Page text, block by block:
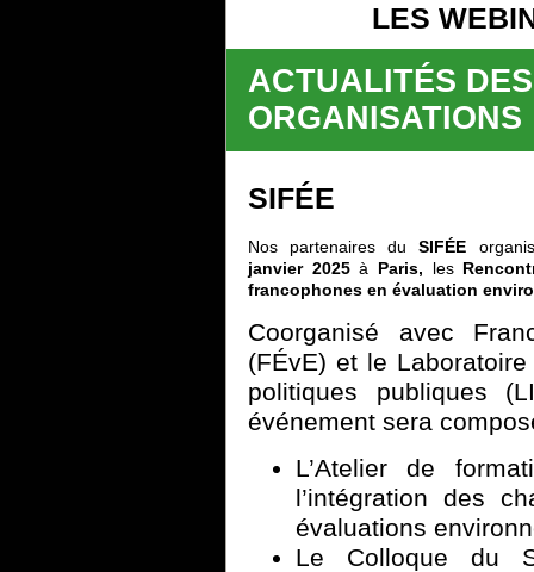
LES
ACTUALITÉS
ORGANISATIONS
SIFÉE
Nos partenaires duSIFÉE
janvier 2025à Paris, les
francophones en évaluation
Coorganisé avec
(FÉvE) et le
politiques publiques
événement sera
L’Atelier de
l’intégration des
évaluations
Le Colloque du